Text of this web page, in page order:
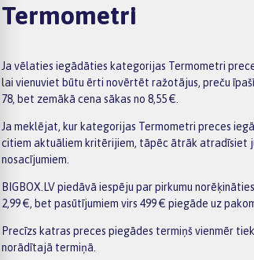
Termometri
Ja vēlaties iegādāties kategorijas Termometri
lai vienuviet būtu ērti novērtēt ražotājus, preču
78, bet zemākā cena sākas no 8,55 €.
Ja meklējat, kur kategorijas Termometri preces
citiem aktuāliem kritērijiem, tāpēc ātrāk atradīsiet
nosacījumiem.
BIGBOX.LV piedāvā iespēju par pirkumu
2,99 €, bet pasūtījumiem virs 499 € piegāde uz
Precīzs katras preces piegādes termiņš vienmēr
norādītajā termiņā.